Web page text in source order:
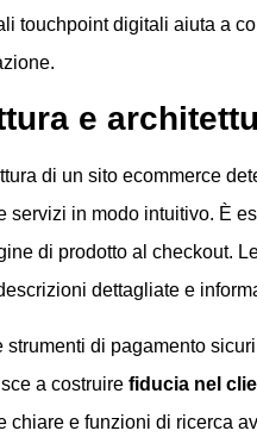
touchpoint digitali aiuta a
e
di un sito ecommerce
servizi in modo intuitivo. È
di prodotto al checkout.
dettagliate e
strumenti di pagamento
a costruire fiducia nel
chiare e funzioni di ricerca